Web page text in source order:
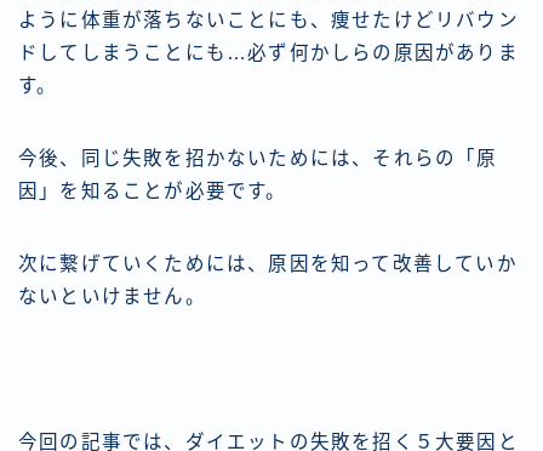
ように体重が落ちないことにも、痩せたけどリバウン
ドしてしまうことにも…必ず何かしらの原因がありま
す。
今後、同じ失敗を招かないためには、それらの「原
因」を知ることが必要です。
次に繋げていくためには、原因を知って改善していか
ないといけません。
今回の記事では、ダイエットの失敗を招く５大要因と